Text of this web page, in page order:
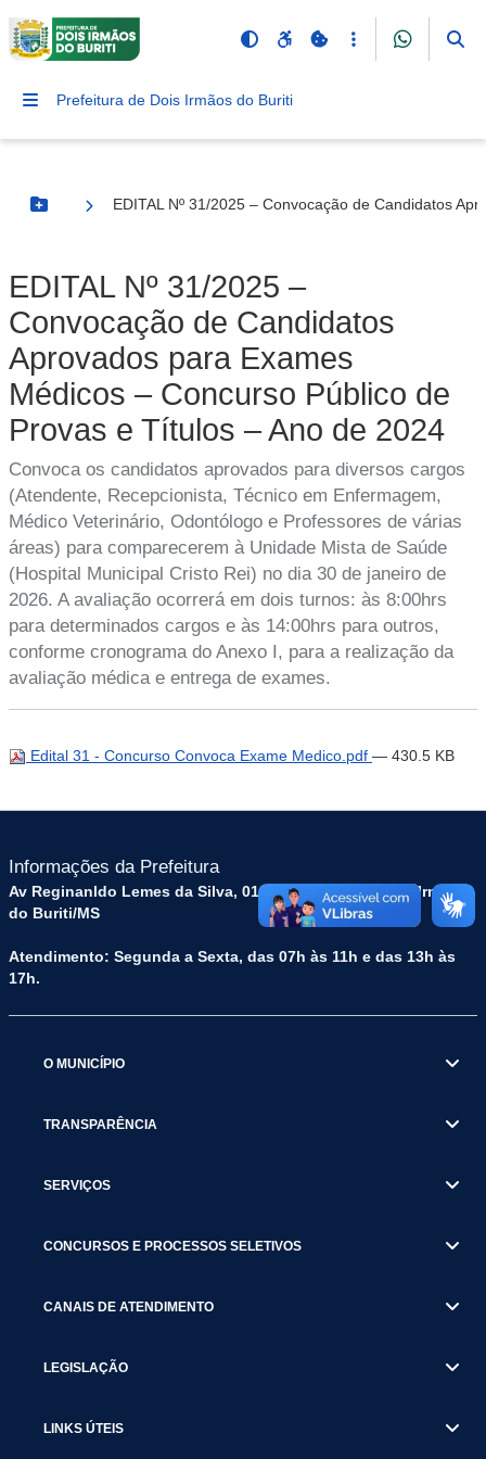
Prefeitura de Dois Irmãos do Buriti
Botão Menu
EDITAL Nº 31/2025 – Convocação de Candidatos
EDITAL Nº 31/2025 –
Convocação de Candidatos
Aprovados para Exames
Médicos – Concurso Público de
Provas e Títulos – Ano de 2024
Convoca os candidatos aprovados para diversos cargos
(Atendente, Recepcionista, Técnico em Enfermagem,
Médico Veterinário, Odontólogo e Professores de várias
áreas) para comparecerem à Unidade Mista de Saúde
(Hospital Municipal Cristo Rei) no dia 30 de janeiro de
2026. A avaliação ocorrerá em dois turnos: às 8:00hrs
para determinados cargos e às 14:00hrs para outros,
conforme cronograma do Anexo I, para a realização da
avaliação médica e entrega de exames.
Edital 31 - Concurso Convoca Exame Medico.pdf — 430.5 KB
Informações da Prefeitura
Av Reginanldo Lemes da Silva, 01, Cep 79215000, Dois Irmãos
do Buriti/MS
Atendimento: Segunda a Sexta, das 07h às 11h e das 13h às
17h.
O MUNICÍPIO
TRANSPARÊNCIA
SERVIÇOS
CONCURSOS E PROCESSOS SELETIVOS
CANAIS DE ATENDIMENTO
LEGISLAÇÃO
LINKS ÚTEIS